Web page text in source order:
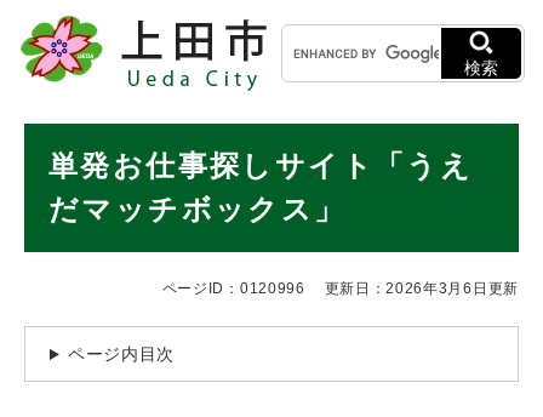
メニューを飛ばして本文へ
キ
ー
ワ
検
検索
単発お仕事探しサイト「うえ
だマッチボックス」
ページID：0120996 更新日：2026年3月6日更新
ページ内目次